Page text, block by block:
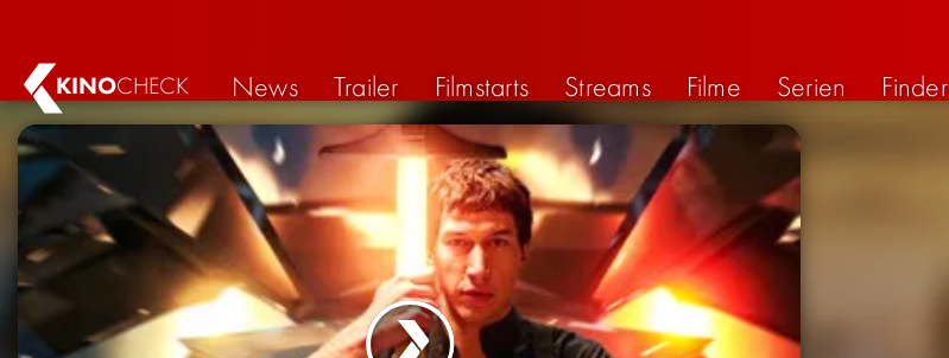
KINOCHECK News Trailer Filmstarts Streams Filme Serien Finder